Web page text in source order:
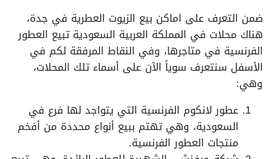
ضمن التعرف على اماكن بيع الزيوت العطرية في جدة،
هناك محلات في المملكة العربية السعودية تبيع العطور
الفرنسية في متاجرها، وفي النقاط المرفقة لكم في
الأسفل سنتعرف سوياً الآن على أسماء تلك المحلات،
وهي:
عطور لانكوم الفرنسية التي يتواجد لها فرع في
السعودية، وهي تهتم ببيع أنواع محددة من أفخم
منتجات العطور الفرنسية.